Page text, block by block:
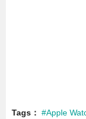
Tags #Apple